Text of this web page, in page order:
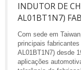
INDUTOR DE
AL01BT1N7)
Com sede em
principais
AL01BT1N7) desde
aplicações